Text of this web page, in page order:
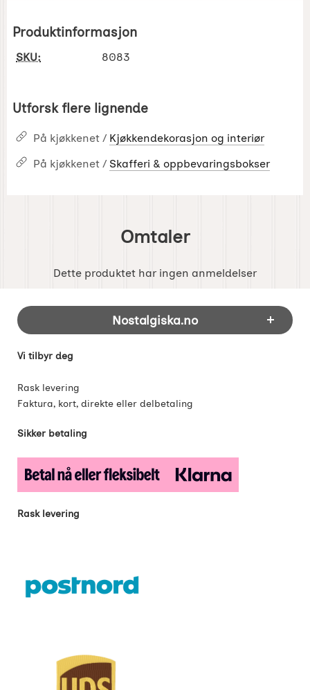
Produktinformasjon
SKU: 8083
Utforsk flere lignende
På kjøkkenet / Kjøkkendekorasjon og interiør
På kjøkkenet / Skafferi & oppbevaringsbokser
Omtaler
Dette produktet har ingen anmeldelser
Footer-innhold Blandet informasjon og
Nostalgiska.no
Vi tilbyr deg
Rask levering
Faktura, kort, direkte eller delbetaling
Sikker betaling
Rask levering